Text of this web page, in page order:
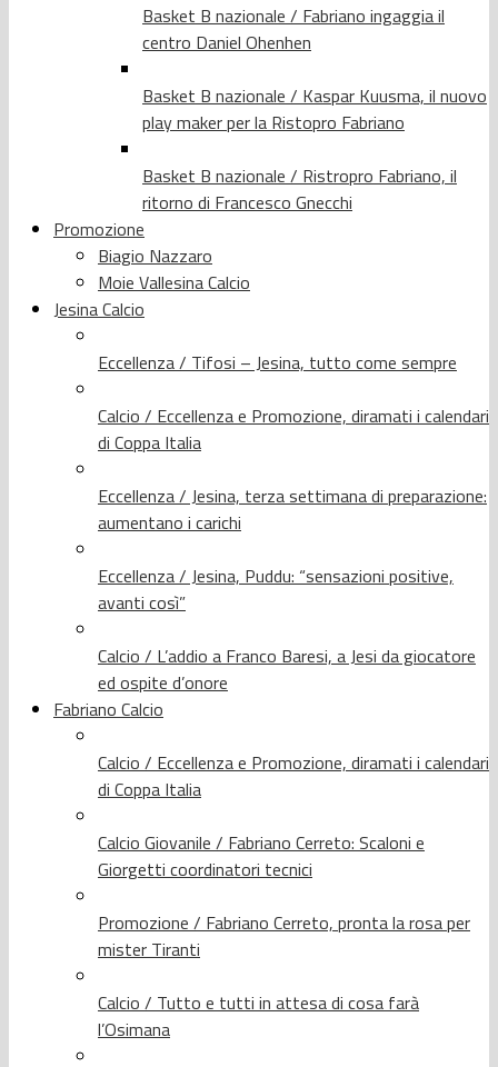
Basket B nazionale / Fabriano ingaggia il
centro Daniel Ohenhen
Basket B nazionale / Kaspar Kuusma, il nuovo
play maker per la Ristopro Fabriano
Basket B nazionale / Ristropro Fabriano, il
ritorno di Francesco Gnecchi
Promozione
Biagio Nazzaro
Moie Vallesina Calcio
Jesina Calcio
Eccellenza / Tifosi – Jesina, tutto come sempre
Calcio / Eccellenza e Promozione, diramati i calendari
di Coppa Italia
Eccellenza / Jesina, terza settimana di preparazione:
aumentano i carichi
Eccellenza / Jesina, Puddu: “sensazioni positive,
avanti così”
Calcio / L’addio a Franco Baresi, a Jesi da giocatore
ed ospite d’onore
Fabriano Calcio
Calcio / Eccellenza e Promozione, diramati i calendari
di Coppa Italia
Calcio Giovanile / Fabriano Cerreto: Scaloni e
Giorgetti coordinatori tecnici
Promozione / Fabriano Cerreto, pronta la rosa per
mister Tiranti
Calcio / Tutto e tutti in attesa di cosa farà
l’Osimana